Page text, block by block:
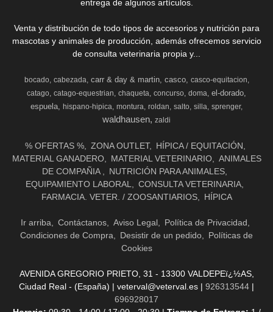
entrega de algunos artículos.
Venta y distribución de todo tipos de accesorios y nutrición para
mascotas y animales de producción, además ofrecemos servicio
de consulta veterinaria propia y...
bocado cabezada carr & day & martin casco
casco-equitacion
catago catago-equestrian chaqueta concurso doma el-dorado
espuela hispano-hipica montura roldan salto silla sprenger
waldhausen zaldi
% OFERTAS % ZONA OUTLET
HÍPICA / EQUITACIÓN
MATERIAL GANADERO
MATERIAL VETERINARIO
ANIMALES
DE COMPAÑIA
NUTRICIÓN PARA ANIMALES
EQUIPAMIENTO LABORAL
CONSULTA VETERINARIA
FARMACIA. VETER. / ZOOSANTIARIOS
HÍPICA
Ir arriba Contáctanos Aviso Legal
Política de Privacidad
Condiciones de Compra
Desistir de un pedido
Políticas de
Cookies
AVENIDA GREGORIO PRIETO, 31 - 13300 VALDEPEï¿½AS,
Ciudad Real - (España) | veterval@veterval.es | 926313544 |
696928017